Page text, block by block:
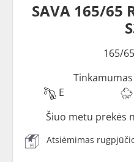
SAVA 165/65
165/
E
Šiuo metu prekės
Atsiėmimas